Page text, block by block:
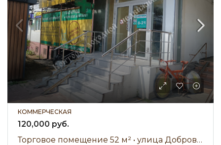
КОММЕРЧЕСКАЯ
120,000 руб.
Торговое помещение 52 м² • улица Добровольского • Аренда 120 000 ₽/мес